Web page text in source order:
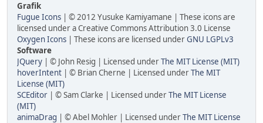
Grafik
Fugue Icons | © 2012 Yusuke Kamiyamane | These icons are
licensed under a Creative Commons Attribution 3.0 License
Oxygen Icons | These icons are licensed underGNU LGPLv3
Software
JQuery | © John Resig | Licensed underThe MIT License (MIT)
hoverIntent | © Brian Cherne | Licensed underThe MIT
License (MIT)
SCEditor | © Sam Clarke | Licensed underThe MIT License
(MIT)
animaDrag | © Abel Mohler | Licensed underThe MIT License